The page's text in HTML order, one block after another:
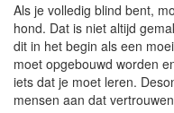
Als je volledig blind bent,
hond. Dat is niet altijd
dit in het begin als een
moet opgebouwd worden
iets dat je moet leren.
mensen aan dat